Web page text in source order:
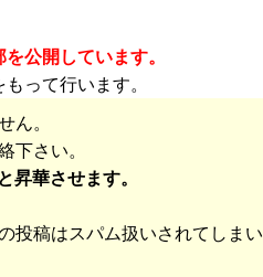
公開しています。
って行います。
ん。
下さい。
昇華させます。
投稿はスパム扱いされてしまい